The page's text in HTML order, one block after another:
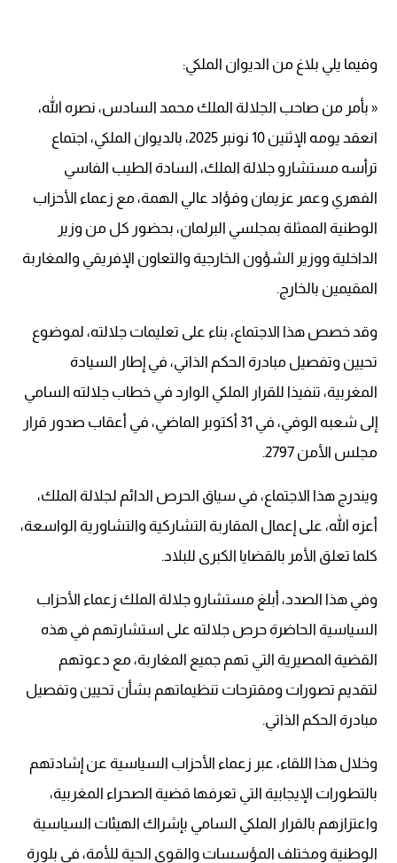
وفيما يلي بلاغ من الديوان الملكي:
« بأمر من صاحب الجلالة الملك محمد السادس، نصره الله،
انعقد يومه الإثنين 10 نونبر 2025، بالديوان الملكي، اجتماع
ترأسه مستشارو جلالة الملك، السادة الطيب الفاسي
الفهري وعمر عزيمان وفؤاد عالي الهمة، مع زعماء الأحزاب
الوطنية الممثلة بمجلسي البرلمان، بحضور كل من وزير
الداخلية ووزير الشؤون الخارجية والتعاون الإفريقي والمغاربة
المقيمين بالخارج.
وقد خصص هذا الاجتماع، بناء على تعليمات جلالته، لموضوع
تحيين وتفصيل مبادرة الحكم الذاتي، في إطار السيادة
المغربية، تنفيذا للقرار الملكي الوارد في خطاب جلالته السامي
إلى شعبه الوفي، في 31 أكتوبر الماضي، في أعقاب صدور قرار
مجلس الأمن 2797.
ويندرج هذا الاجتماع، في سياق الحرص الدائم لجلالة الملك،
أعزه الله، على إعمال المقاربة التشاركية والتشاورية الواسعة،
كلما تعلق الأمر بالقضايا الكبرى للبلاد.
وفي هذا الصدد، أبلغ مستشارو جلالة الملك زعماء الأحزاب
السياسية الحاضرة حرص جلالته على استشارتهم في هذه
القضية المصيرية التي تهم جميع المغاربة، مع دعوتهم
لتقديم تصورات ومقترحات تنظيماتهم بشأن تحيين وتفصيل
مبادرة الحكم الذاتي.
وخلال هذا اللقاء، عبر زعماء الأحزاب السياسية عن إشادتهم
بالتطورات الإيجابية التي تعرفها قضية الصحراء المغربية،
واعتزازهم بالقرار الملكي السامي بإشراك الهيئات السياسية
الوطنية ومختلف المؤسسات والقوى الحية للأمة، في بلورة